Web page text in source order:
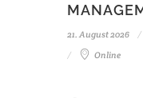
21. August 2026
Online